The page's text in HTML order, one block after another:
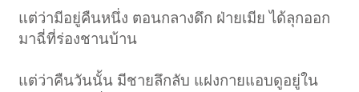
แต่ว่ามีอยู่คืนหนึ่ง ตอนกลางดึก ฝ่ายเมีย ได้ลุกออก
มาฉี่ที่ร่องชานบ้าน
แต่ว่าคืนวันนั้น มีชายลึกลับ แฝงกายแอบดูอยู่ใน